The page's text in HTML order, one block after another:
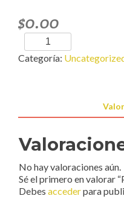
$0.00
Producto
cantidad
Categoría:
No hay valoraciones aún.
Sé el primero en valorar
Debes accederpara